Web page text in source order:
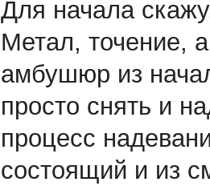
Для начала
Метал, точение,
амбушюр из
просто снять и
процесс
состоящий и из